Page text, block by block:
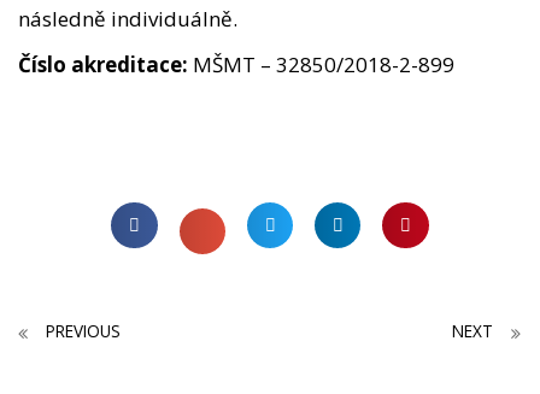
následně individuálně.
Číslo akreditace: MŠMT – 32850/2018-2-899
PREVIOUS NEXT